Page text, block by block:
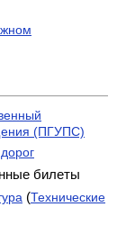
(ПГУПС)
билеты
(Технические